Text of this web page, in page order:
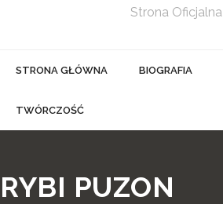
Strona Oficjalna
STRONA GŁÓWNA BIOGRAFIA
TWÓRCZOŚĆ
RYBI PUZON